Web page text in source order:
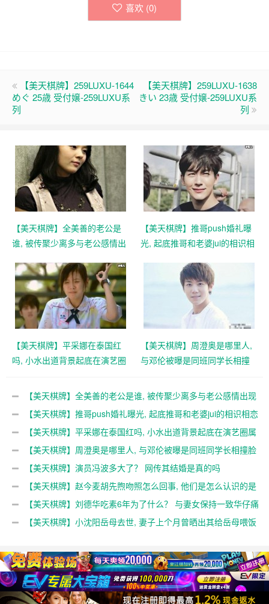
喜欢 (0)
【美天棋牌】259LUXU-1644
めぐ 25歳 受付嬢-259LUXU系
列
【美天棋牌】259LUXU-1638
きい 23歳 受付嬢-259LUXU系
列
【美天棋牌】全美善的老公是
谁, 被传聚少离多与老公感情出
【美天棋牌】推哥push婚礼曝
光, 起底推哥和老婆jui的相识相
【美天棋牌】平采娜在泰国红
吗, 小水出道背景起底在演艺圈
【美天棋牌】周澄奥是哪里人,
与邓伦被曝是同班同学长相撞
【美天棋牌】全美善的老公是谁, 被传聚少离多与老公感情出现
问题吗【美天棋牌】推哥push婚礼曝光, 起底推哥和老婆jui的相识相恋
过程 【美天棋牌】平采娜在泰国红吗, 小水出道背景起底在演艺圈属
于一线吗【美天棋牌】周澄奥是哪里人, 与邓伦被曝是同班同学长相撞脸
马思超【美天棋牌】演员冯波多大了？ 网传其结婚是真的吗
【美天棋牌】赵今麦胡先煦吻照怎么回事, 他们是怎么认识的是
情侣 【美天棋牌】刘德华吃素6年为了什么？ 与妻女保持一致华仔痛
下决心【美天棋牌】小沈阳岳母去世, 妻子上个月曾晒出其给岳母喂饭